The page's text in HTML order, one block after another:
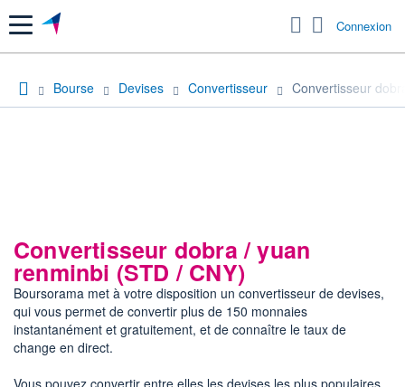
Menu Connexion
Bourse Devises Convertisseur Convertisseur
Convertisseur dobra / yuan
renminbi (STD / CNY)
Boursorama met à votre disposition un convertisseur de devises,
qui vous permet de convertir plus de 150 monnaies
instantanément et gratuitement, et de connaître le taux de
change en direct.
Vous pouvez convertir entre elles les devises les plus populaires